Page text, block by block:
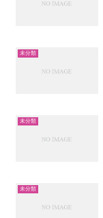
未分類
未分類
未分類